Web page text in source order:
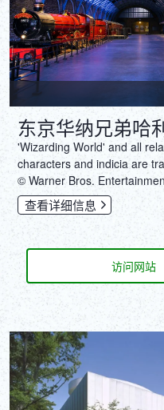
东京华纳兄弟哈
'Wizarding World' and all
characters and indicia are
© Warner Bros.
Wizarding World publishing
Rowling.
查看详细信息
访问网站